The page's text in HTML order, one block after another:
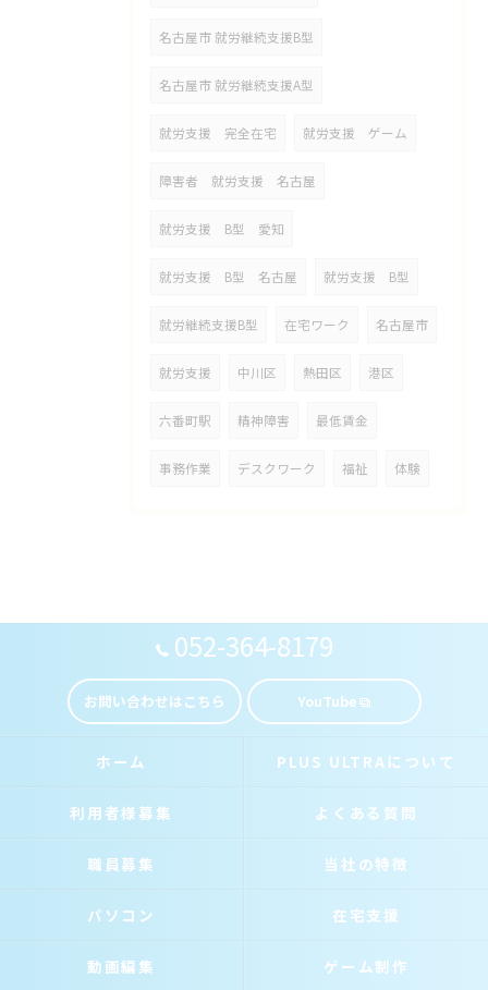
名古屋市 就労継続支援B型
名古屋市 就労継続支援A型
就労支援 完全在宅 就労支援 ゲーム
障害者 就労支援 名古屋
就労支援 B型 愛知
就労支援 B型 名古屋 就労支援 B型
就労継続支援B型 在宅ワーク 名古屋市
就労支援 中川区 熱田区 港区
六番町駅 精神障害 最低賃金
事務作業 デスクワーク 福祉 体験
052-364-8179
お問い合わせはこちら YouTube
ホーム PLUS ULTRAについて
利用者様募集 よくある質問
職員募集 当社の特徴
パソコン 在宅支援
動画編集 ゲーム制作